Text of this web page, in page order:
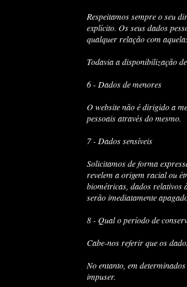
Respeitamos sempre o seu
explícito. Os seus dados
qualquer relação com
Todavia a disponibilização
6 - Dados de menores
O website não é dirigido a
pessoais através do mesmo.
7 - Dados sensíveis
Solicitamos de forma
revelem a origem racial ou
biométricas, dados relativos
serão imediatamente
8 - Qual o período de
Cabe-nos referir que os
No entanto, em
impuser.